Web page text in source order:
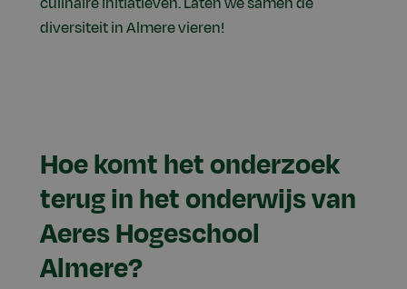
diversiteit in Almere vieren!
Hoe komt het onderzoek
terug in het onderwijs van
Aeres Hogeschool
Almere?